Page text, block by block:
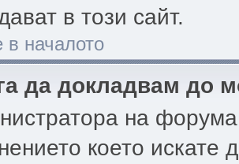
в този сайт.
в началото
да докладвам до
на
което